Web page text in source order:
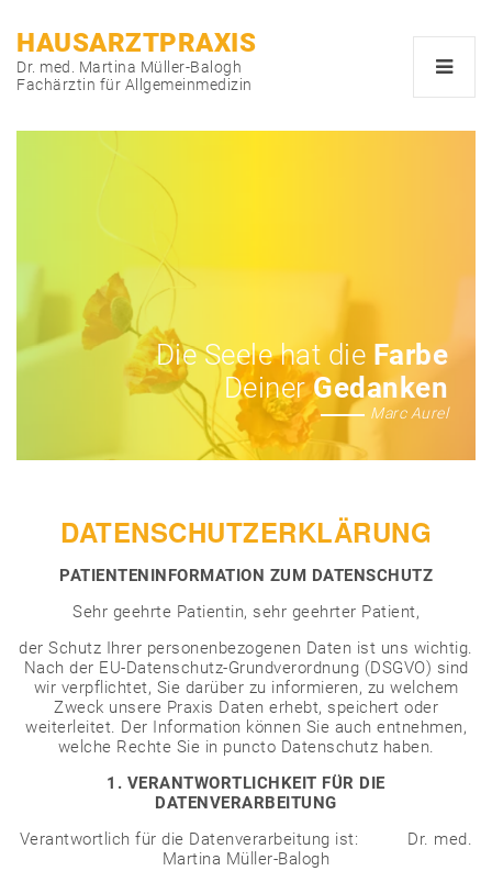
HAUSARZTPRAXIS
Dr. med. Martina Müller-Balogh
Fachärztin für Allgemeinmedizin
Die Seele hat die Farbe
DeinerGedanken
Marc Aurel
DATENSCHUTZERKLÄRUNG
PATIENTENINFORMATION ZUM DATENSCHUTZ
Sehr geehrte Patientin, sehr geehrter Patient,
der Schutz Ihrer personenbezogenen Daten ist uns wichtig.
Nach der EU-Datenschutz-Grundverordnung (DSGVO) sind
wir verpflichtet, Sie darüber zu informieren, zu welchem
Zweck unsere Praxis Daten erhebt, speichert oder
weiterleitet. Der Information können Sie auch entnehmen,
welche Rechte Sie in puncto Datenschutz haben.
1. VERANTWORTLICHKEIT FÜR DIE
DATENVERARBEITUNG
Verantwortlich für die Datenverarbeitung ist:
Dr. med.
Martina Müller-Balogh